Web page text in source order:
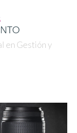
en Gestión y